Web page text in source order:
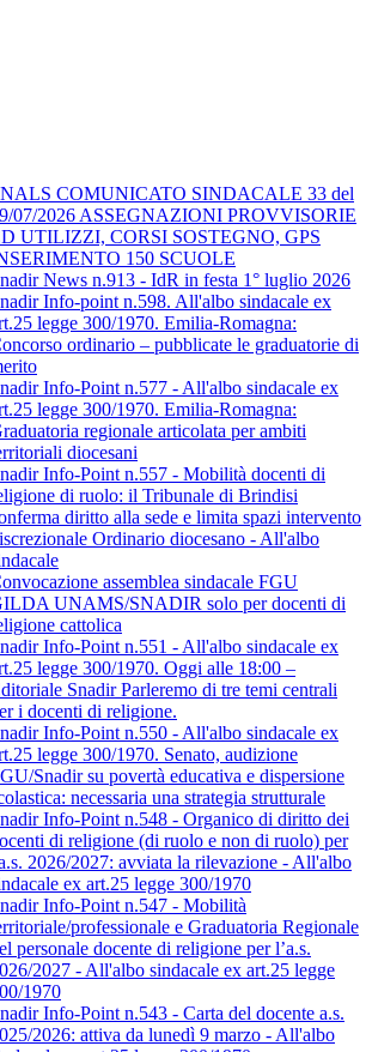
COMUNICATO SINDACALE 33 del
07/2026 ASSEGNAZIONI PROVVISORIE
UTILIZZI, CORSI SOSTEGNO, GPS
150 SCUOLE
News n.913 - IdR in festa 1° luglio 2026
Info-point n.598. All'albo sindacale ex
legge 300/1970. Emilia-Romagna:
ordinario – pubblicate le graduatorie di
Info-Point n.577 - All'albo sindacale ex
legge 300/1970. Emilia-Romagna:
regionale articolata per ambiti
diocesani
Info-Point n.557 - Mobilità docenti di
di ruolo: il Tribunale di Brindisi
diritto alla sede e limita spazi intervento
Ordinario diocesano - All'albo
assemblea sindacale FGU
UNAMS/SNADIR solo per docenti di
cattolica
Info-Point n.551 - All'albo sindacale ex
legge 300/1970. Oggi alle 18:00 –
Snadir Parleremo di tre temi centrali
i docenti di religione.
Info-Point n.550 - All'albo sindacale ex
legge 300/1970. Senato, audizione
Snadir su povertà educativa e dispersione
necessaria una strategia strutturale
Info-Point n.548 - Organico di diritto dei
di religione (di ruolo e non di ruolo) per
2026/2027: avviata la rilevazione - All'albo
ex art.25 legge 300/1970
Info-Point n.547 - Mobilità
professionale e Graduatoria Regionale
personale docente di religione per l’a.s.
2027 - All'albo sindacale ex art.25 legge
1970
Info-Point n.543 - Carta del docente a.s.
2026: attiva da lunedì 9 marzo - All'albo